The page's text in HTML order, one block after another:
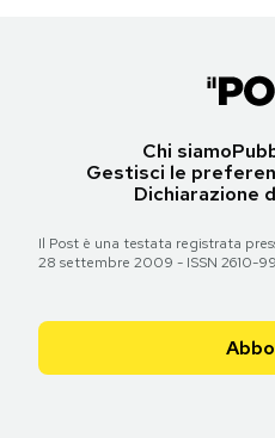
Chi siamo
Gestisci le
Dichiarazione
Il Post è una testata registrata
28 settembre 2009 - ISSN 2610-